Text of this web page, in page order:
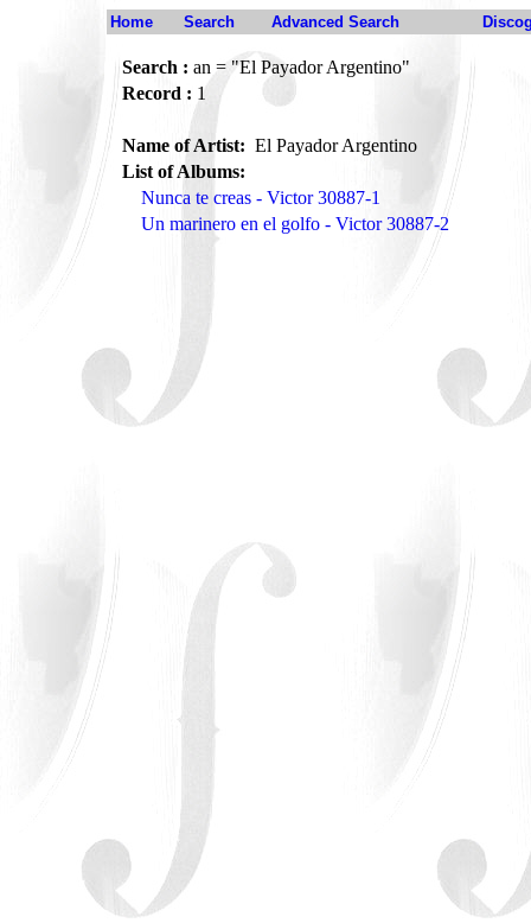
Home Search Advanced Search
Search : an = "El Payador Argentino"
Record : 1
Name of Artist: El Payador Argentino
List of Albums:
Nunca te creas - Victor 30887-1
Un marinero en el golfo - Victor 30887-2